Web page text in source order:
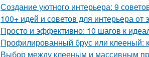
Создание уютного интерьера: 9
100+ идей и советов для интерьера от
Просто и эффективно: 10 шагов к
Профилированный брус или клееный:
Выбор между клееным и массивным